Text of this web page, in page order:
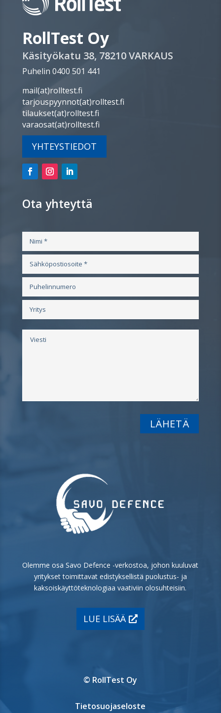
RollTest Oy
Käsityökatu 38, 78210 VARKAUS
Puhelin 0400 501 441
mail(at)rolltest.fi
tarjouspyynnot(at)rolltest.fi
tilaukset(at)rolltest.fi
varaosat(at)rolltest.fi
YHTEYSTIEDOT
Ota yhteyttä
Olemme osa Savo Defence -verkostoa, johon kuuluvat
yritykset toimittavat edistyksellistä puolustus- ja
kaksoiskäyttöteknologiaa vaativiin olosuhteisiin.
LUE LISÄÄ
© RollTest Oy
Tietosuojaseloste